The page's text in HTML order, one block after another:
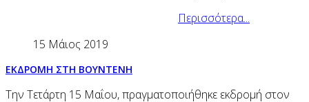
Περισσότερα...
15 Μάιος 2019
ΕΚΔΡΟΜΗ ΣΤΗ ΒΟΥΝΤΕΝΗ
Την Τετάρτη 15 Μαΐου, πραγματοποιήθηκε εκδρομή στον